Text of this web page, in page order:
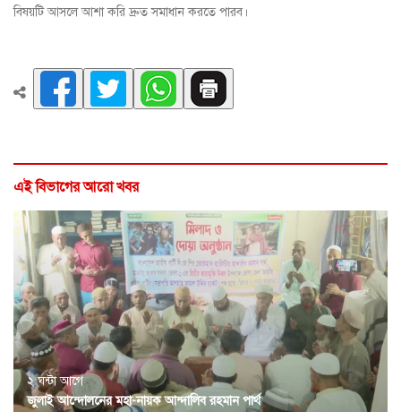
বিষয়টি আসলে আশা করি দ্রুত সমাধান করতে পারব।
এই বিভাগের আরো খবর
২ ঘন্টা আগে
জুলাই আন্দোলনের মহা-নায়ক আন্দালিব রহমান পার্থ